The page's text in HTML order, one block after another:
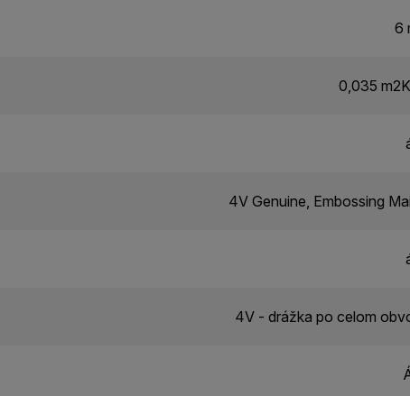
6
0,035
4V Genuine, Embossing
4V - drážka po celom